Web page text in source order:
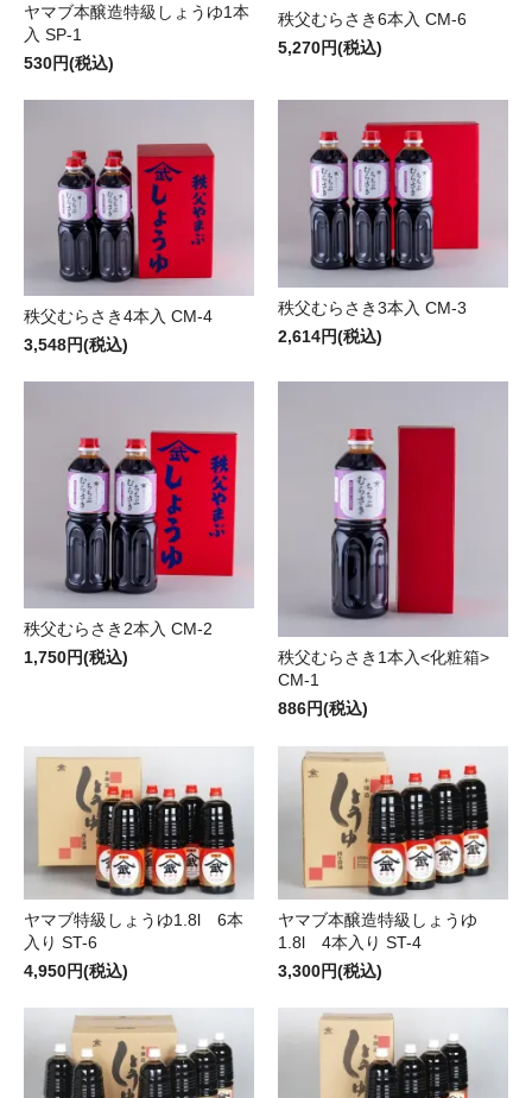
ヤマブ本醸造特級しょうゆ1本
入 SP-1
530円(税込)
秩父むらさき6本入 CM-6
5,270円(税込)
秩父むらさき4本入 CM-4
3,548円(税込)
秩父むらさき3本入 CM-3
2,614円(税込)
秩父むらさき2本入 CM-2
1,750円(税込)
秩父むらさき1本入<化粧箱>
CM-1
886円(税込)
ヤマブ特級しょうゆ1.8l 6本
入り ST-6
4,950円(税込)
ヤマブ本醸造特級しょうゆ
1.8l 4本入り ST-4
3,300円(税込)